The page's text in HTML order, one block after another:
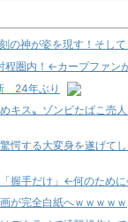
の神が姿を現す！そし
圏内！←カープファン
24年ぶり
キス〟ゾンビたばこ売
驚愕する大変身を遂げ
握手だけ」←何のため
が完全白紙へｗｗｗｗｗ